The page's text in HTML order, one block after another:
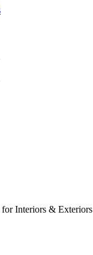
Interiors & Exteriors